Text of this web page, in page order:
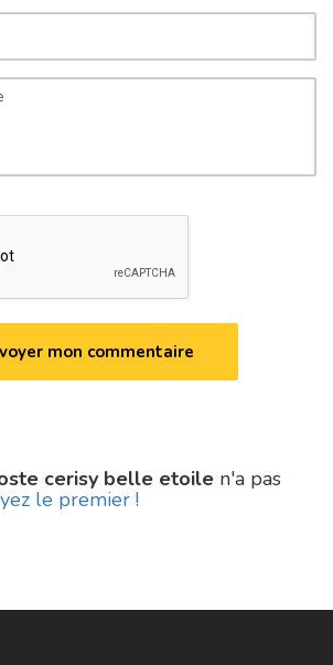
cerisy belle etoile n'a pas
le premier !